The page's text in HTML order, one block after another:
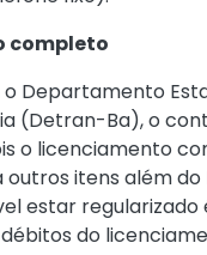
completo
Departamento
(Detran-Ba), o
o licenciamento
itens além do
estar regularizado
do